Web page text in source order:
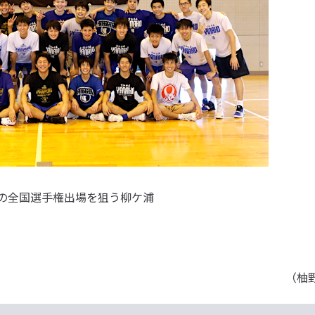
全国選手権出場を狙う柳ケ浦
（